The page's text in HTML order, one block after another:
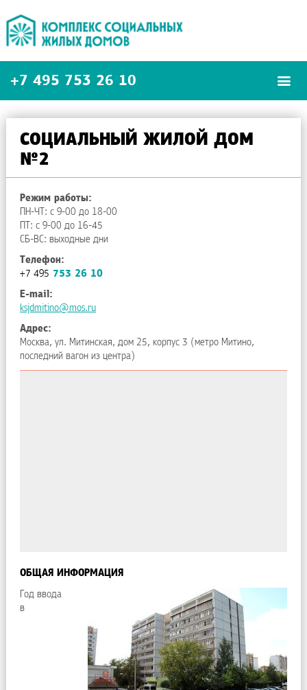
+7 495 753 26 10
СОЦИАЛЬНЫЙ ЖИЛОЙ ДОМ
№2
Режим работы:
ПН-ЧТ: с 9-00 до 18-00
ПТ: с 9-00 до 16-45
СБ-ВС: выходные дни
Телефон:
+7 495 753 26 10
E-mail:
ksjdmitino@mos.ru
Адрес:
Москва, ул. Митинская, дом 25, корпус 3 (метро Митино,
последний вагон из центра)
ОБЩАЯ ИНФОРМАЦИЯ
Год ввода
в